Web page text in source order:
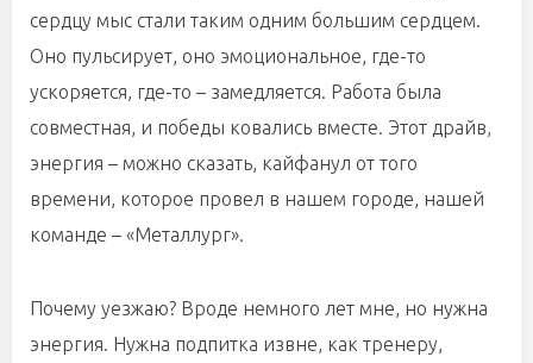
сердцу мыс стали таким одним большим сердцем.
Оно пульсирует, оно эмоциональное, где-то
ускоряется, где-то – замедляется. Работа была
совместная, и победы ковались вместе. Этот драйв,
энергия – можно сказать, кайфанул от того
времени, которое провел в нашем городе, нашей
команде – «Металлург».
Почему уезжаю? Вроде немного лет мне, но нужна
энергия. Нужна подпитка извне, как тренеру,